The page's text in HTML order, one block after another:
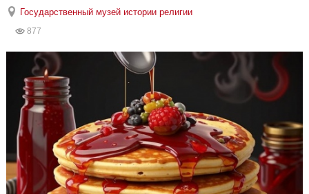
Государственный музей истории религии
877